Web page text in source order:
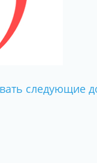
следующие